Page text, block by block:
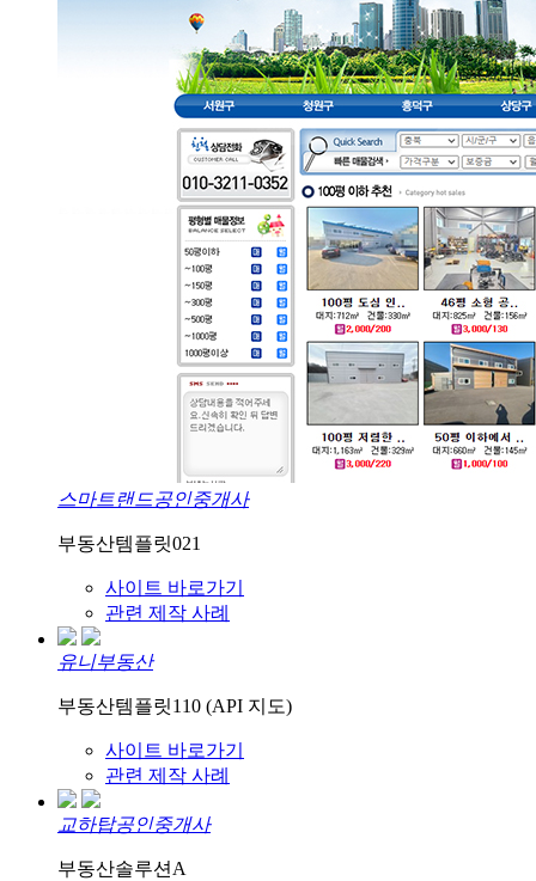
스마트랜드공인중개사
부동산템플릿021
사이트 바로가기
관련 제작 사례
유니부동산
부동산템플릿110 (API 지도)
사이트 바로가기
관련 제작 사례
교하탑공인중개사
부동산솔루션A